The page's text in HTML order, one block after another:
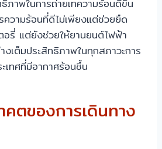
ภาพในการถ่ายเทความร้อนดีขึ้น
วามร้อนที่ดีไม่เพียงแต่ช่วยยืด
อรี่ แต่ยังช่วยให้ยานยนต์ไฟฟ้า
งเต็มประสิทธิภาพในทุกสภาวะการ
เทศที่มีอากาศร้อนชื้น
ตของการเดินทาง